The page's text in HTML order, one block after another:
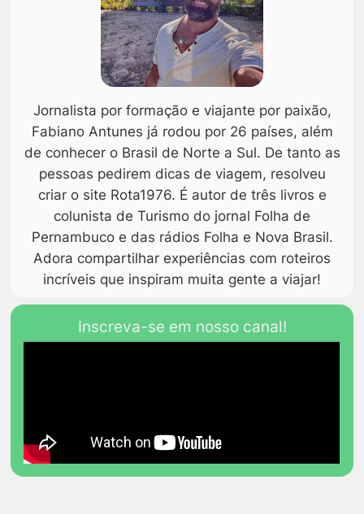
Jornalista por formação e viajante por paixão,
Fabiano Antunes já rodou por 26 países, além
de conhecer o Brasil de Norte a Sul. De tanto as
pessoas pedirem dicas de viagem, resolveu
criar o site Rota1976. É autor de três livros e
colunista de Turismo do jornal Folha de
Pernambuco e das rádios Folha e Nova Brasil.
Adora compartilhar experiências com roteiros
incríveis que inspiram muita gente a viajar!
Inscreva-se em nosso canal!